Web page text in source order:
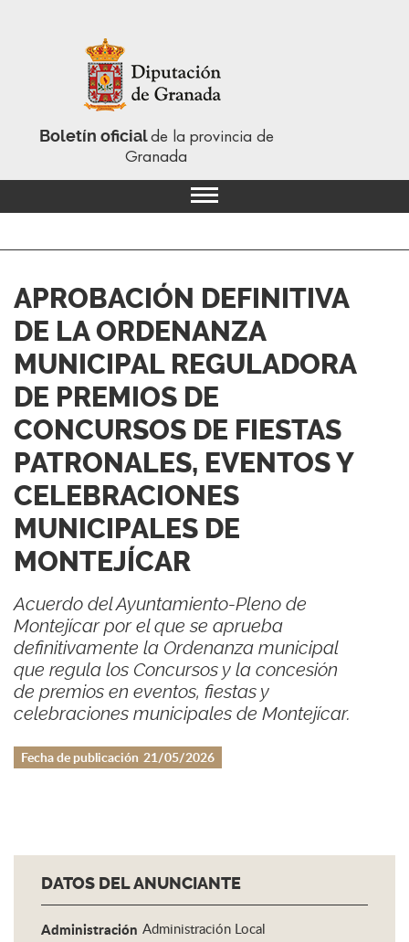
Boletín oficialde la provincia de
Granada
APROBACIÓN DEFINITIVA
DE LA ORDENANZA
MUNICIPAL REGULADORA
DE PREMIOS DE
CONCURSOS DE FIESTAS
PATRONALES, EVENTOS Y
CELEBRACIONES
MUNICIPALES DE
MONTEJÍCAR
Acuerdo del Ayuntamiento-Pleno de
Montejícar por el que se aprueba
definitivamente la Ordenanza municipal
que regula los Concursos y la concesión
de premios en eventos, fiestas y
celebraciones municipales de Montejícar.
Fecha de publicación 21/05/2026
DATOS DEL ANUNCIANTE
Administración Administración Local